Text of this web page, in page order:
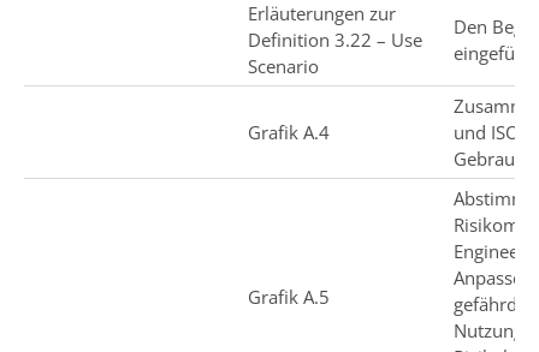
Erläuterungen zur
Definition 3.22 – Use
Scenario
Den
eingeführt
Grafik A.4
und ISO
Grafik A.5